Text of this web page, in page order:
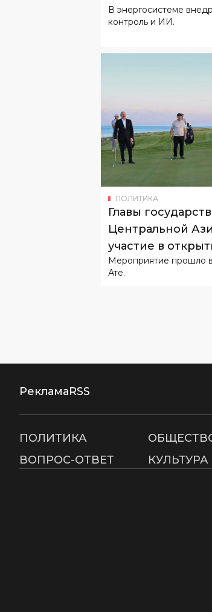
ПОЛИТИКА
Главы государств
участие в
клуба на Иссык-
Мероприятие прошло
Ате.
РекламаRSS
ПОЛИТИКА
ВОПРОС-ОТВЕТ
КУЛЬТУРА